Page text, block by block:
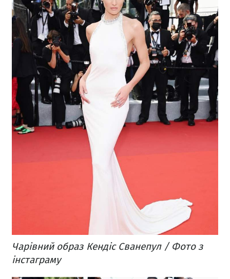
Чарівний образ Кендіс Сванепул / Фото з
інстаграму